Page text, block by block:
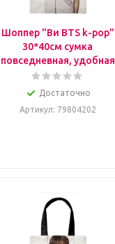
Шоппер "Ви BTS k-pop"
30*40см сумка
повседневная, удобная
Достаточно
Артикул: 79804202